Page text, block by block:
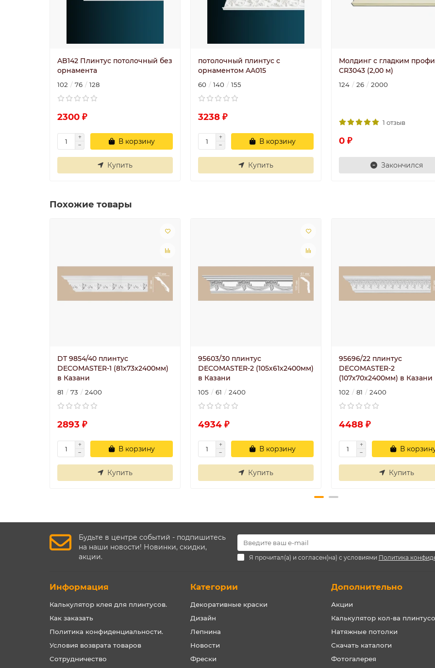
AB142 Плинтус потолочный без
орнамента
102 76 128
2300 ₽
В корзину
Купить
потолочный плинтус с
орнаментом AA015
60 140 155
3238 ₽
В корзину
Купить
Молдинг с гладким
CR3043 (2,00 м)
124 26 2000
1 отзыв
0 ₽
Закончился
Похожие товары
DT 9854/40 плинтус
DECOMASTER-1 (81х73х2400мм)
в Казани
81 73 2400
2893 ₽
В корзину
Купить
95603/30 плинтус
DECOMASTER-2 (105х61х2400мм)
в Казани
105 61 2400
4934 ₽
В корзину
Купить
95696/22 плинтус
DECOMASTER-2
(107х70х2400мм) в Казани
102 81 2400
4488 ₽
В
Купить
Будьте в центре событий - подпишитесь
на наши новости! Новинки, скидки,
акции.
Я прочитал(а) и согласен(на) с условиями Политика
Информация
Калькулятор клея для плинтусов.
Как заказать
Политика конфиденциальности.
Условия возврата товаров
Сотрудничество
Категории
Декоративные краски
Дизайн
Лепнина
Новости
Фрески
Дополнительно
Акции
Калькулятор кол-ва
Натяжные потолки
Скачать каталоги
Фотогалерея